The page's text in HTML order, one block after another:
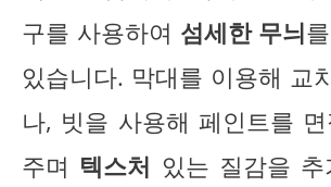
구를 사용하여 섬세한 무늬
있습니다. 막대를 이용해 교
나, 빗을 사용해 페인트를
주며 텍스처 있는 질감을